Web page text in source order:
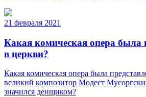
21 февраля 2021
Какая комическая опера была
в церкви?
Какая комическая опера была
великий композитор Модест
значился денщиком?